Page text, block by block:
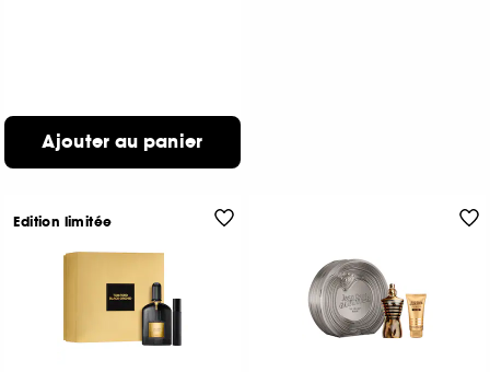
Ajouter au panier
Edition limitée